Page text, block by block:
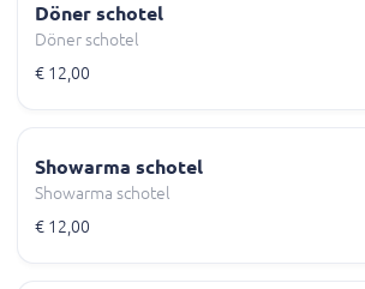
Döner schotel
Döner schotel
€ 12,00
Showarma schotel
Showarma schotel
€ 12,00